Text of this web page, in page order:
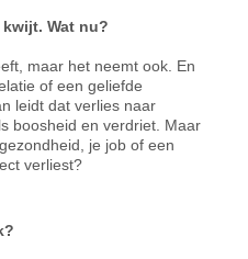
Wat nu?
maar het neemt ook. En
of een geliefde
leidt dat verlies naar
boosheid en verdriet. Maar
je job of een
verliest?